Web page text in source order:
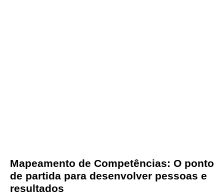
Mapeamento de Competências: O ponto
de partida para desenvolver pessoas e
resultados